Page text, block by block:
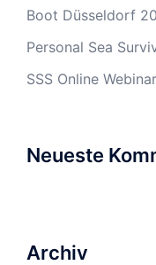
Boot Düsseldorf
Personal Sea
SSS Online Webinar
Neueste
Archiv